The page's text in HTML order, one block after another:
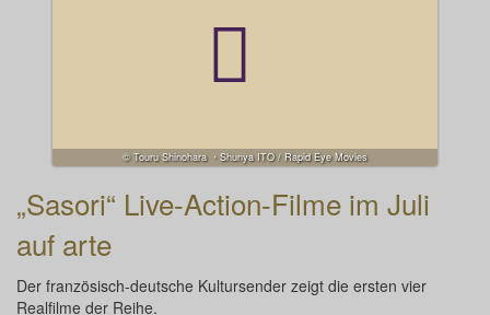
© Touru Shinohara ・Shunya ITO / Rapid Eye Movies
„Sasori“ Live-Action-Filme im Juli
auf arte
Der französisch-deutsche Kultursender zeigt die ersten vier
Realfilme der Reihe.